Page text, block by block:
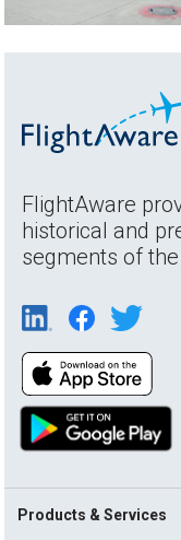
FlightAware
historical and
segments of
Products & Services